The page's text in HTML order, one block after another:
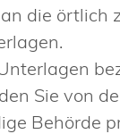
die örtlich
Sie von
Behörde